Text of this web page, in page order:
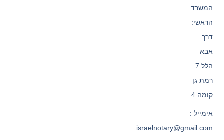
המשרד
הראשי:
דרך
אבא
הלל 7
רמת גן
קומה 4
אימייל :
israelnotary@gmail.com